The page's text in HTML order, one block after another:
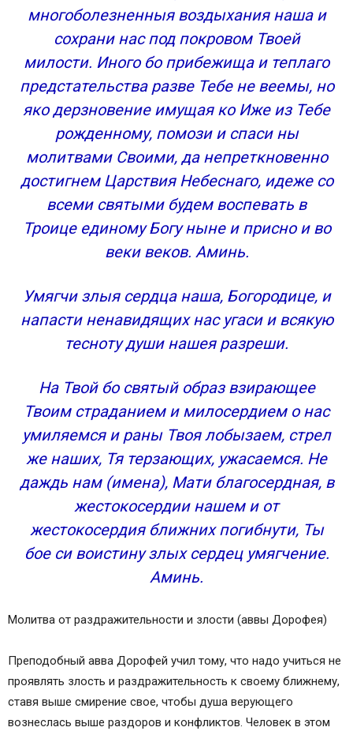
многоболезненныя воздыхания наша и
сохрани нас под покровом Твоей
милости. Иного бо прибежища и теплаго
предстательства разве Тебе не веемы, но
яко дерзновение имущая ко Иже из Тебе
рожденному, помози и спаси ны
молитвами Своими, да непреткновенно
достигнем Царствия Небеснаго, идеже со
всеми святыми будем воспевать в
Троице единому Богу ныне и присно и во
веки веков. Аминь.
Умягчи злыя сердца наша, Богородице, и
напасти ненавидящих нас угаси и всякую
тесноту души нашея разреши.
На Твой бо святый образ взирающее
Твоим страданием и милосердием о нас
умиляемся и раны Твоя лобызаем, стрел
же наших, Тя терзающих, ужасаемся. Не
даждь нам (имена), Мати благосердная, в
жестокосердии нашем и от
жестокосердия ближних погибнути, Ты
бое си воистину злых сердец умягчение.
Аминь.
Молитва от раздражительности и злости (аввы Дорофея)
Преподобный авва Дорофей учил тому, что надо учиться не
проявлять злость и раздражительность к своему ближнему,
ставя выше смирение свое, чтобы душа верующего
вознеслась выше раздоров и конфликтов. Человек в этом